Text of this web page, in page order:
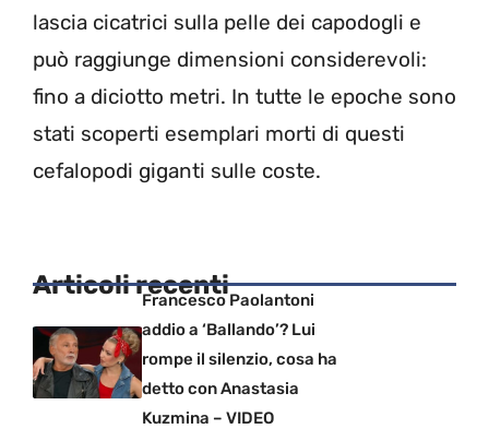
lascia cicatrici sulla pelle dei capodogli e
può raggiunge dimensioni considerevoli:
fino a diciotto metri. In tutte le epoche sono
stati scoperti esemplari morti di questi
cefalopodi giganti sulle coste.
Articoli recentiFrancesco Paolantoni
addio a ‘Ballando’? Lui
rompe il silenzio, cosa ha
detto con Anastasia
Kuzmina – VIDEO